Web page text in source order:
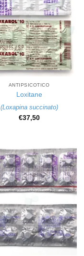
ANTIPSICOTICO
Loxitane
(Loxapina succinato)
€37,50